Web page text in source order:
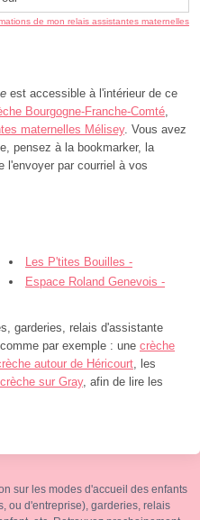
de mon relais assistantes maternelles
est accessible à l'intérieur de ce
Bourgogne-Franche-Comté,
maternelles Mélisey. Vous avez
pensez à la bookmarker, la
l'envoyer par courriel à vos
Les P'tites Bouilles -
Champagney
Espace Roland Genevois -
garderies, relais d'assistante
par exemple : une crèche
autour de Héricourt, les
crèche sur Gray, afin de lire les
sur les modes d'accueil des enfants
ou d'entreprise), garderies, relais